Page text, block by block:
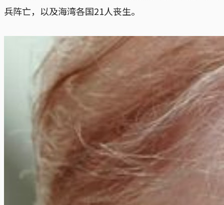
兵阵亡，以及海湾各国21人丧生。